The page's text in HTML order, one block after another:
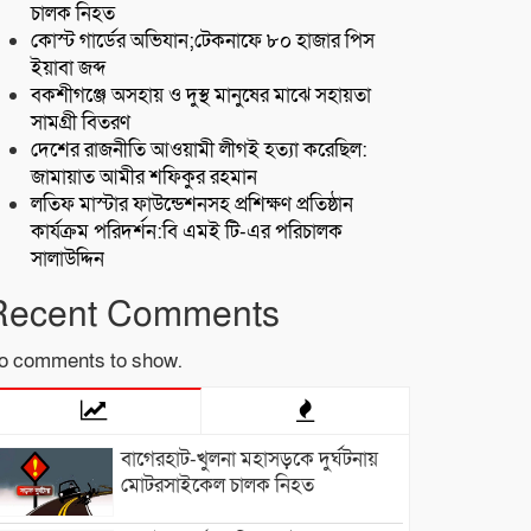
চালক নিহত
কোস্ট গার্ডের অভিযান;টেকনাফে ৮০ হাজার পিস
ইয়াবা জব্দ
বকশীগঞ্জে অসহায় ও দুস্থ মানুষের মাঝে সহায়তা
সামগ্রী বিতরণ
দেশের রাজনীতি আওয়ামী লীগই হত্যা করেছিল:
জামায়াত আমীর শফিকুর রহমান
লতিফ মাস্টার ফাউন্ডেশনসহ প্রশিক্ষণ প্রতিষ্ঠান
কার্যক্রম পরিদর্শন:বি এমই টি-এর পরিচালক
সালাউদ্দিন
Comments
comments to show.
বাগেরহাট-খুলনা মহাসড়কে ‌দুর্ঘটনায়
মোটরসাইকেল চালক নিহত